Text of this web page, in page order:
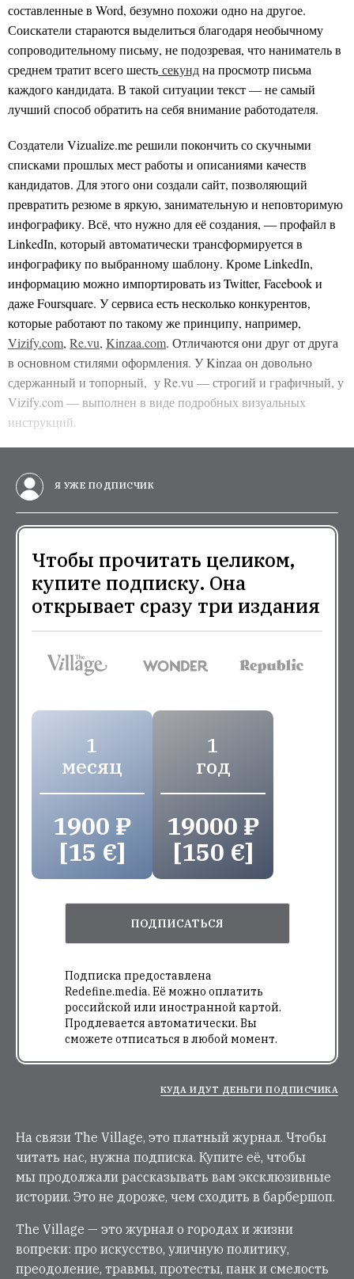
составленные в Word, безумно похожи одно на другое.
Соискатели стараются выделиться благодаря необычному
сопроводительному письму, не подозревая, что наниматель в
среднем тратит всего шесть секундна просмотр письма
каждого кандидата. В такой ситуации текст — не самый
лучший способ обратить на себя внимание работодателя.
Создатели Vizualize.me решили покончить со скучными
списками прошлых мест работы и описаниями качеств
кандидатов. Для этого они создали сайт, позволяющий
превратить резюме в яркую, занимательную и неповторимую
инфографику. Всё, что нужно для её создания, — профайл в
LinkedIn, который автоматически трансформируется в
инфографику по выбранному шаблону. Кроме LinkedIn,
информацию можно импортировать из Twitter, Facebook и
даже Foursquare. У сервиса есть несколько конкурентов,
которые работают по такому же принципу, например,
Vizify.com, Re.vu, Kinzaa.com. Отличаются они друг от друга
в основном стилями оформления. У Kinzaa он довольно
сдержанный и топорный, у Re.vu — строгий и графичный, у
Vizify.com — выполнен в виде подробных визуальных
инструкций.
Я УЖЕ ПОДПИСЧИК
Чтобы прочитать целиком,
купите подписку. Она
открывает сразу три издания
1
месяц
1900 ₽
[15 €]
1
год
19000 ₽
[150 €]
ПОДПИСАТЬСЯ
Подписка предоставлена
Redefine.media. Её можно оплатить
российской или иностранной картой.
Продлевается автоматически. Вы
сможете отписаться в любой момент.
КУДА ИДУТ ДЕНЬГИ ПОДПИСЧИКА
На связи The Village, это платный журнал. Чтобы
читать нас, нужна подписка. Купите её, чтобы
мы продолжали рассказывать вам эксклюзивные
истории. Это не дороже, чем сходить в барбершоп.
The Village — это журнал о городах и жизни
вопреки: про искусство, уличную политику,
преодоление, травмы, протесты, панк и смелость